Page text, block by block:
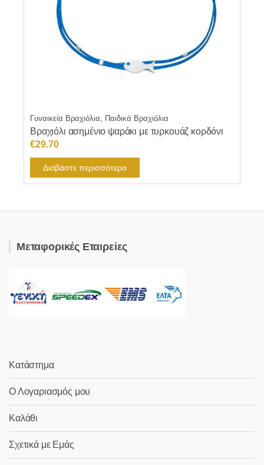
Γυναικεία Βραχιόλια, Παιδικά Βραχιόλια
Βραχιόλι ασημένιο ψαράκι με τυρκουάζ κορδόνι
€29.70
Διαβάστε περισσότερα
Μεταφορικές Εταιρείες
Κατάστημα
Ο Λογαριασμός μου
Καλάθι
Σχετικά με Εμάς